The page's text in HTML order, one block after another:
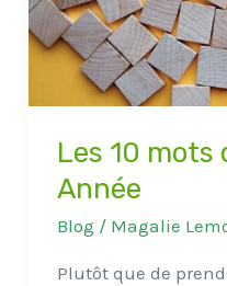
Les 10 mots
Année
Blog / Magalie
Plutôt que de
Année